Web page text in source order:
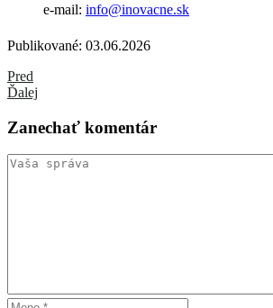
e-mail: info@inovacne.sk
Publikované: 03.06.2026
Pred
Ďalej
Zanechať komentár